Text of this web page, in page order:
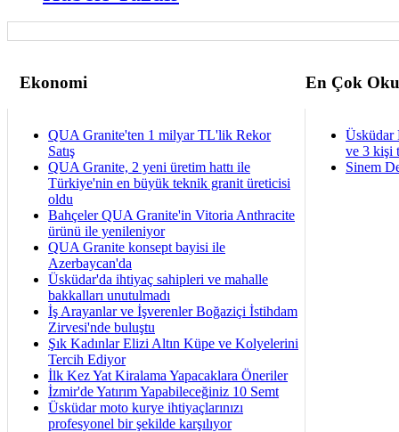
Ekonomi En Çok
QUA Granite'ten 1 milyar TL'lik Rekor
Satış
QUA Granite, 2 yeni üretim hattı ile
Türkiye'nin en büyük teknik granit üreticisi
oldu
Bahçeler QUA Granite'in Vitoria Anthracite
ürünü ile yenileniyor
QUA Granite konsept bayisi ile
Azerbaycan'da
Üsküdar'da ihtiyaç sahipleri ve mahalle
bakkalları unutulmadı
İş Arayanlar ve İşverenler Boğaziçi İstihdam
Zirvesi'nde buluştu
Şık Kadınlar Elizi Altın Küpe ve Kolyelerini
Tercih Ediyor
İlk Kez Yat Kiralama Yapacaklara Öneriler
İzmir'de Yatırım Yapabileceğiniz 10 Semt
Üsküdar moto kurye ihtiyaçlarınızı
profesyonel bir şekilde karşılıyor
Üsküdar
ve 3 kişi
Sinem